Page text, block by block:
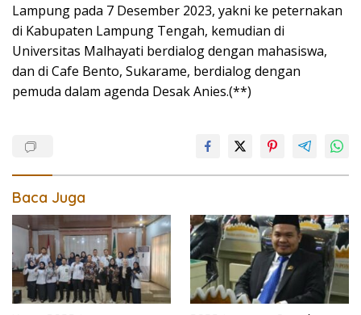
Lampung pada 7 Desember 2023, yakni ke peternakan
di Kabupaten Lampung Tengah, kemudian di
Universitas Malhayati berdialog dengan mahasiswa,
dan di Cafe Bento, Sukarame, berdialog dengan
pemuda dalam agenda Desak Anies.(**)
Baca Juga